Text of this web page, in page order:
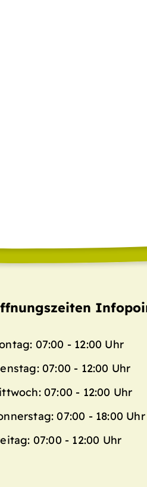
07:00 - 12:00 Uhr
07:00 - 12:00 Uhr
07:00 - 12:00 Uhr
07:00 - 18:00 Uhr
07:00 - 12:00 Uhr